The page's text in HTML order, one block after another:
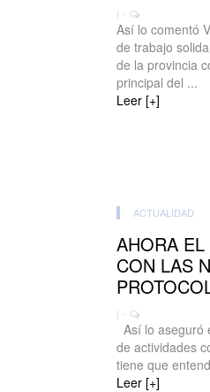
| -
Así lo comentó
de trabajo
de la provincia
principal del ...
Leer [+]
ACTUALIDAD
AHORA EL
CON LAS
| -
Así lo aseguró
de actividades
tiene que
Leer [+]